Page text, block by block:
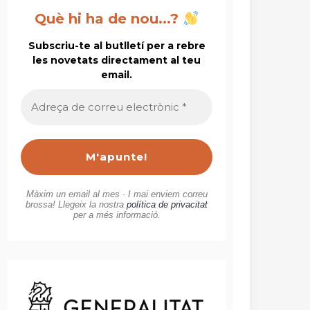
Què hi ha de nou...?
Subscriu-te al butlletí per a rebre
les novetats directament al teu
email.
de
*
Màxim un email al mes · I mai enviem correu
brossa! Llegeix la nostrapolítica de privacitat
per a més informació.